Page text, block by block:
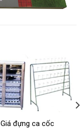
Giá đựng ca cốc